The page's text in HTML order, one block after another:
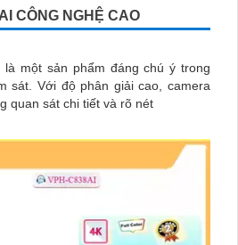
CÔNG NGHỆ CAO
là một sản phẩm đáng chú ý trong
camera
quan sát chi tiết và rõ nét